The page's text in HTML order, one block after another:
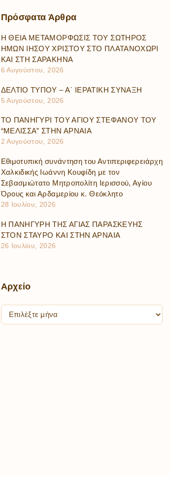
Πρόσφατα Άρθρα
Η ΘΕΙΑ ΜΕΤΑΜΟΡΦΩΣΙΣ ΤΟΥ ΣΩΤΗΡΟΣ
ΗΜΩΝ ΙΗΣΟΥ ΧΡΙΣΤΟΥ ΣΤΟ ΠΛΑΤΑΝΟΧΩΡΙ
ΚΑΙ ΣΤΗ ΣΑΡΑΚΗΝΑ
6 Αυγούστου, 2026
ΔΕΛΤΙΟ ΤΥΠΟΥ – Α΄ ΙΕΡΑΤΙΚΗ ΣΥΝΑΞΗ
5 Αυγούστου, 2026
ΤΟ ΠΑΝΗΓΥΡΙ ΤΟΥ ΑΓΙΟΥ ΣΤΕΦΑΝΟΥ ΤΟΥ
“ΜΕΛΙΣΣΑ” ΣΤΗΝ ΑΡΝΑΙΑ
2 Αυγούστου, 2026
Εθιμοτυπική συνάντηση του Αντιπεριφερειάρχη
Χαλκιδικής Ιωάννη Κουφίδη με τον
Σεβασμιώτατο Μητροπολίτη Ιερισσού, Αγίου
Όρους και Αρδαμερίου κ. Θεόκλητο
28 Ιουλίου, 2026
Η ΠΑΝΗΓΥΡΗ ΤΗΣ ΑΓΙΑΣ ΠΑΡΑΣΚΕΥΗΣ
ΣΤΟΝ ΣΤΑΥΡΟ ΚΑΙ ΣΤΗΝ ΑΡΝΑΙΑ
26 Ιουλίου, 2026
Αρχείο